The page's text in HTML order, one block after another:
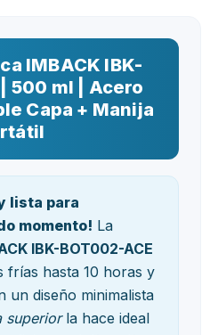
IMBACK IBK-
500 ml | Acero
Capa + Manija
lista para
momento! La
IBK-BOT002-ACE
frías hasta 10 horas y
un diseño minimalista
superior la hace ideal